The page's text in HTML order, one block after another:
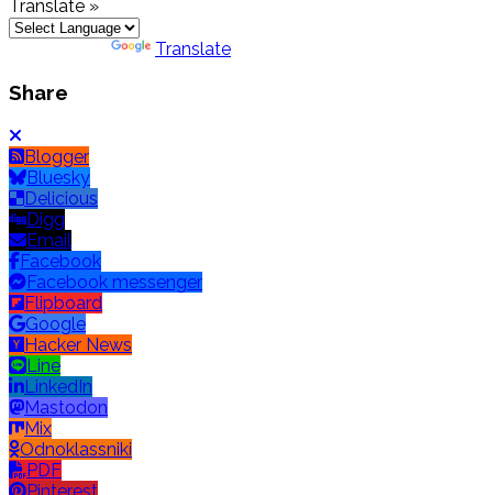
Translate »
Translate
Share
Blogger
Bluesky
Delicious
Digg
Email
Facebook
Facebook messenger
Flipboard
Google
Hacker News
Line
LinkedIn
Mastodon
Mix
Odnoklassniki
PDF
Pinterest